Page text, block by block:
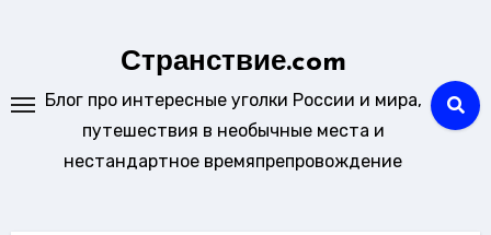
Странствие.com
Блог про интересные уголки России и мира,
путешествия в необычные места и
нестандартное времяпрепровождение